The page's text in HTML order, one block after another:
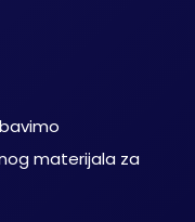
materijala za